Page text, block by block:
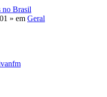
no Brasil
» em Geral